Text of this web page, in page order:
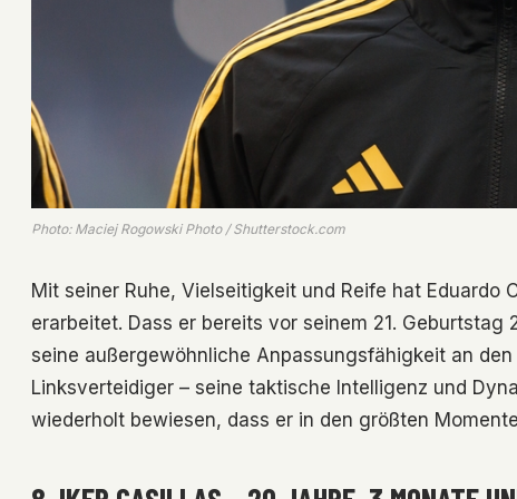
Photo: Maciej Rogowski Photo / Shutterstock.com
Mit seiner Ruhe, Vielseitigkeit und Reife hat
erarbeitet. Dass er bereits vor seinem 21.
seine außergewöhnliche Anpassungsfähigkeit an
Linksverteidiger – seine taktische Intelligenz und
wiederholt bewiesen, dass er in den größten